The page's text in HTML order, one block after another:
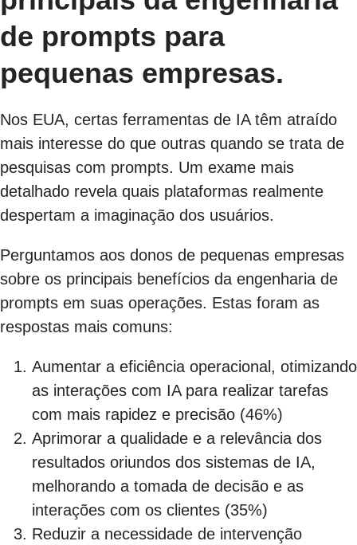
de prompts para
pequenas empresas.
Nos EUA, certas ferramentas de IA têm atraído
mais interesse do que outras quando se trata de
pesquisas com prompts. Um exame mais
detalhado revela quais plataformas realmente
despertam a imaginação dos usuários.
Perguntamos aos donos de pequenas empresas
sobre os principais benefícios da engenharia de
prompts em suas operações. Estas foram as
respostas mais comuns:
Aumentar a eficiência operacional, otimizando
as interações com IA para realizar tarefas
com mais rapidez e precisão (46%)
Aprimorar a qualidade e a relevância dos
resultados oriundos dos sistemas de IA,
melhorando a tomada de decisão e as
interações com os clientes (35%)
Reduzir a necessidade de intervenção